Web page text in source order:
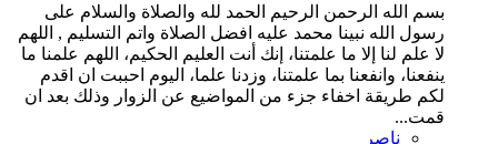
بسم الله الرحمن الرحيم الحمد لله والصلاة والسلام على
رسول الله نبينا محمد عليه افضل الصلاة واتم التسليم , اللهم
لا علم لنا إلا ما علمتنا، إنك أنت العليم الحكيم، اللهم علمنا ما
ينفعنا، وانفعنا بما علمتنا، وزدنا علما، اليوم احببت ان اقدم
لكم طريقة اخفاء جزء من المواضيع عن الزوار وذلك بعد ان
قمت...
ناصر